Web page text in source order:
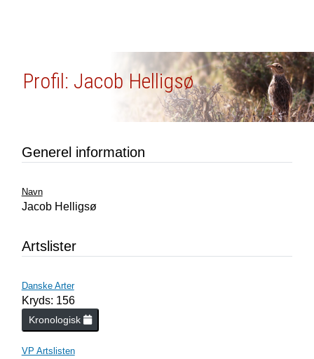
Profil: Jacob Helligsø
Generel information
Navn
Jacob Helligsø
Artslister
Danske Arter
Kryds: 156
Kronologisk
VP Artslisten